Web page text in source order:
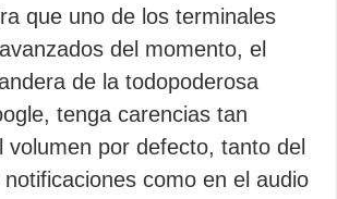
que uno de los terminales
del momento, el
de la todopoderosa
tenga carencias tan
volumen por defecto, tanto del
como en el audio